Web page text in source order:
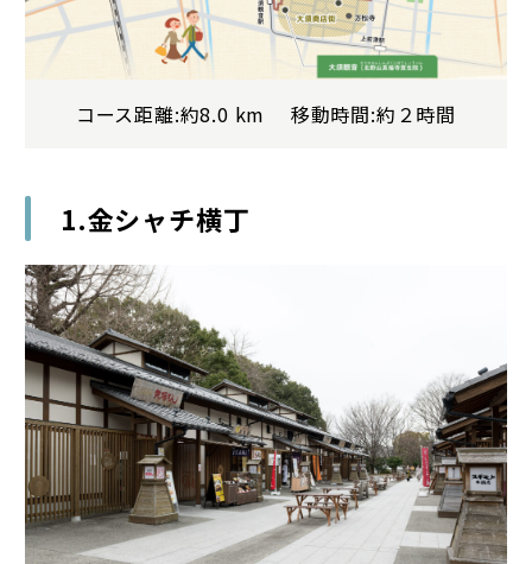
コース距離:約8.0 km 移動時間:約２時間
1.金シャチ横丁